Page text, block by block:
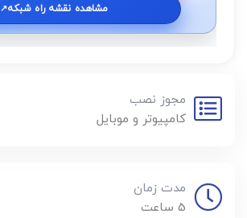
مشاهده نقشه راه شبکه↗️
مجوز نصب
کامپیوتر و موبایل
مدت زمان
5 ساعت